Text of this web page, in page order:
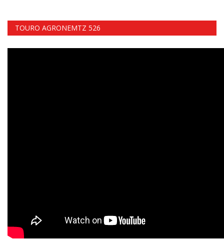
TOURO AGRONEMTZ 526